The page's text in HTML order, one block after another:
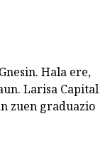
Hala ere,
Larisa Capital
zuen graduazio